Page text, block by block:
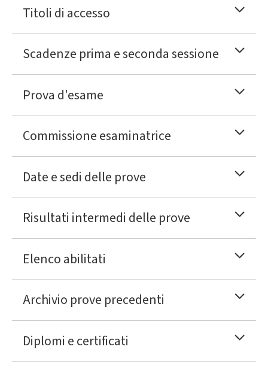
Titoli di accesso
Scadenze prima e seconda sessione
Prova d'esame
Commissione esaminatrice
Date e sedi delle prove
Risultati intermedi delle prove
Elenco abilitati
Archivio prove precedenti
Diplomi e certificati